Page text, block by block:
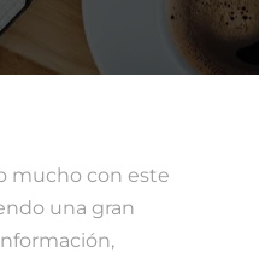
mucho con este
una gran